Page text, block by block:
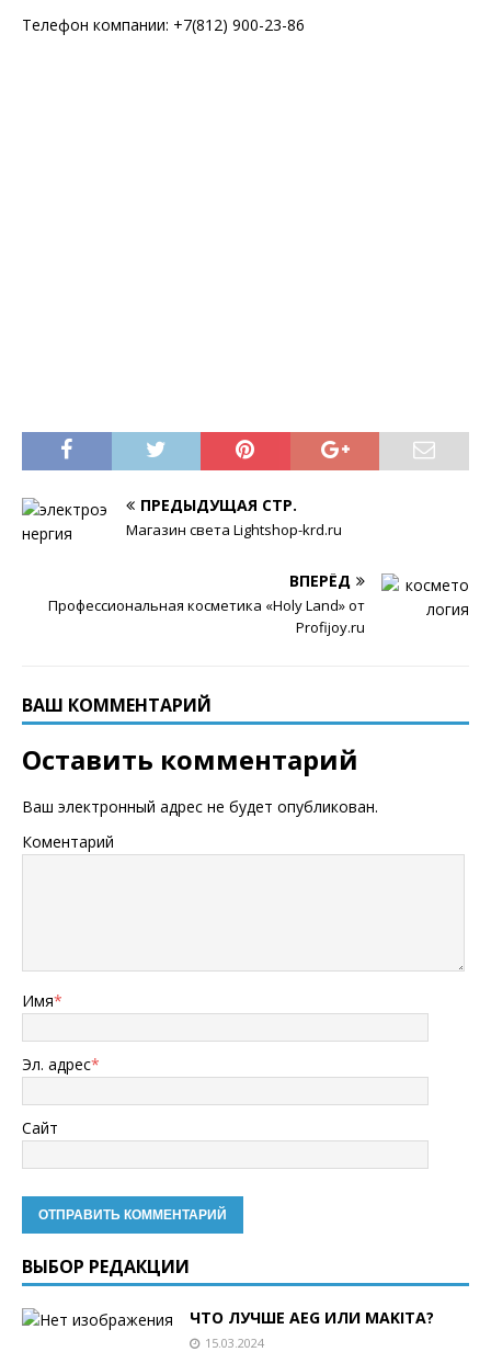
Телефон компании: +7(812) 900-23-86
ПРЕДЫДУЩАЯ СТР.
Магазин света Lightshop-krd.ru
ВПЕРЁД
Профессиональная косметика «Holy Land» от
Profijoy.ru
ВАШ КОММЕНТАРИЙ
Оставить комментарий
Ваш электронный адрес не будет опубликован.
Коментарий
Имя*
Эл. адрес*
Сайт
ВЫБОР РЕДАКЦИИ
ЧТО ЛУЧШЕ AEG ИЛИ MAKITA?
15.03.2024